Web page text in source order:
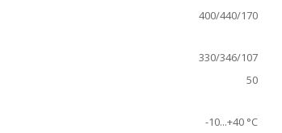
400/440/170
330/346/107
50
-10...+40 °С